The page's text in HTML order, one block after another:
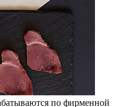
по фирменной